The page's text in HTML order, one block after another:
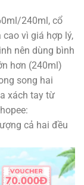
240ml, cổ
vì giá hợp lý,
nên dùng bình
hơn (240ml)
song hai
xách tay từ
cả hai đều